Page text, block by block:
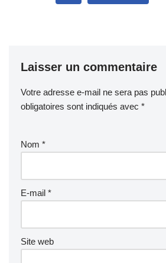
Laisser un commentaire
Votre adresse e-mail ne sera pas
obligatoires sont indiqués avec *
Nom *
E-mail *
Site web